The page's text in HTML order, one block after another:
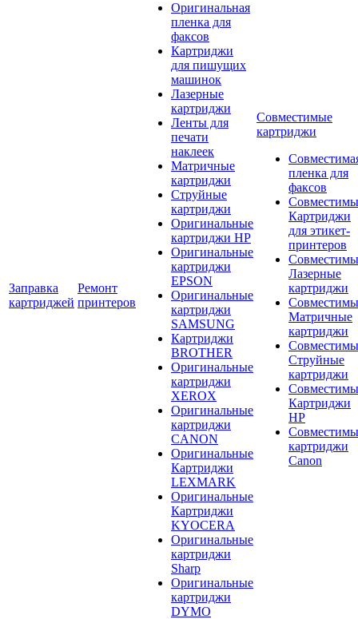
Заправка
картриджей
Ремонт
принтеров
Оригинальная
пленка для
факсов
Картриджи
для пишущих
машинок
Лазерные
картриджи
Ленты для
печати
наклеек
Матричные
картриджи
Струйные
картриджи
Оригинальные
картриджи HP
Оригинальные
картриджи
EPSON
Оригинальные
картриджи
SAMSUNG
Картриджи
BROTHER
Оригинальные
картриджи
XEROX
Оригинальные
картриджи
CANON
Оригинальные
Картриджи
LEXMARK
Оригинальные
Картриджи
KYOCERA
Оригинальные
картриджи
Sharp
Оригинальные
картриджи
DYMO
Совместимые
картриджи
пленка для
факсов
Картриджи
для этикет-
принтеров
Лазерные
картриджи
Матричные
картриджи
Струйные
картриджи
Картриджи
HP
картриджи
Canon